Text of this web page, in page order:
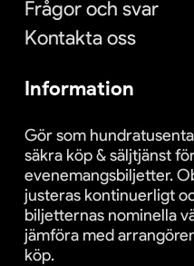
Frågor och svar
Kontakta oss
Information
Gör som
säkra köp & säljtjänst
evenemangsbiljetter.
justeras kontinuerligt
biljetternas nominella
jämföra med
köp.